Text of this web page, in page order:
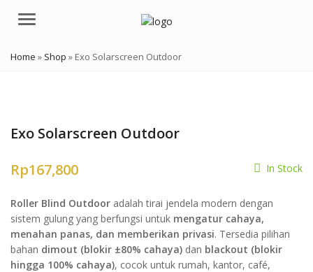
Menu
Home » Shop » Exo Solarscreen Outdoor
Exo Solarscreen Outdoor
Rp167,800 In Stock
Roller Blind Outdoor adalah tirai jendela modern dengan
sistem gulung yang berfungsi untuk mengatur cahaya,
menahan panas, dan memberikan privasi. Tersedia pilihan
bahan dimout (blokir ±80% cahaya) dan blackout (blokir
hingga 100% cahaya), cocok untuk rumah, kantor, café,